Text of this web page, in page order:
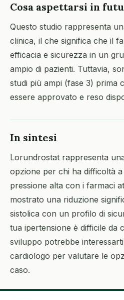
Cosa aspettarsi in
Questo studio rappresenta
clinica, il che significa che il
efficacia e sicurezza in un
ampio di pazienti. Tuttavia,
studi più ampi (fase 3) prima
essere approvato e reso
In sintesi
Lorundrostat rappresenta
opzione per chi ha difficoltà
pressione alta con i farmaci
mostrato una riduzione
sistolica con un profilo di
tua ipertensione è difficile da
sviluppo potrebbe
cardiologo per valutare le
caso.